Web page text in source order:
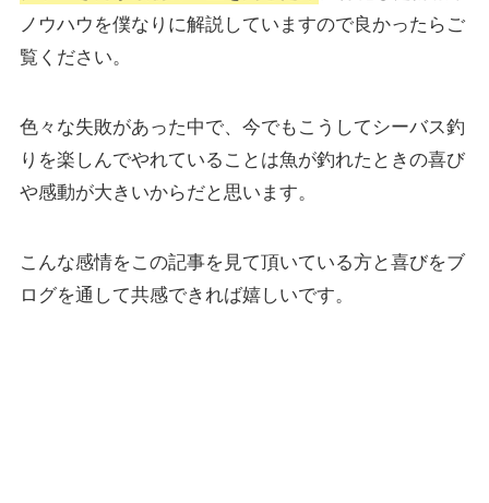
ノウハウを僕なりに解説していますので良かったらご
覧ください。
色々な失敗があった中で、今でもこうしてシーバス釣
りを楽しんでやれていることは魚が釣れたときの喜び
や感動が大きいからだと思います。
こんな感情をこの記事を見て頂いている方と喜びをブ
ログを通して共感できれば嬉しいです。